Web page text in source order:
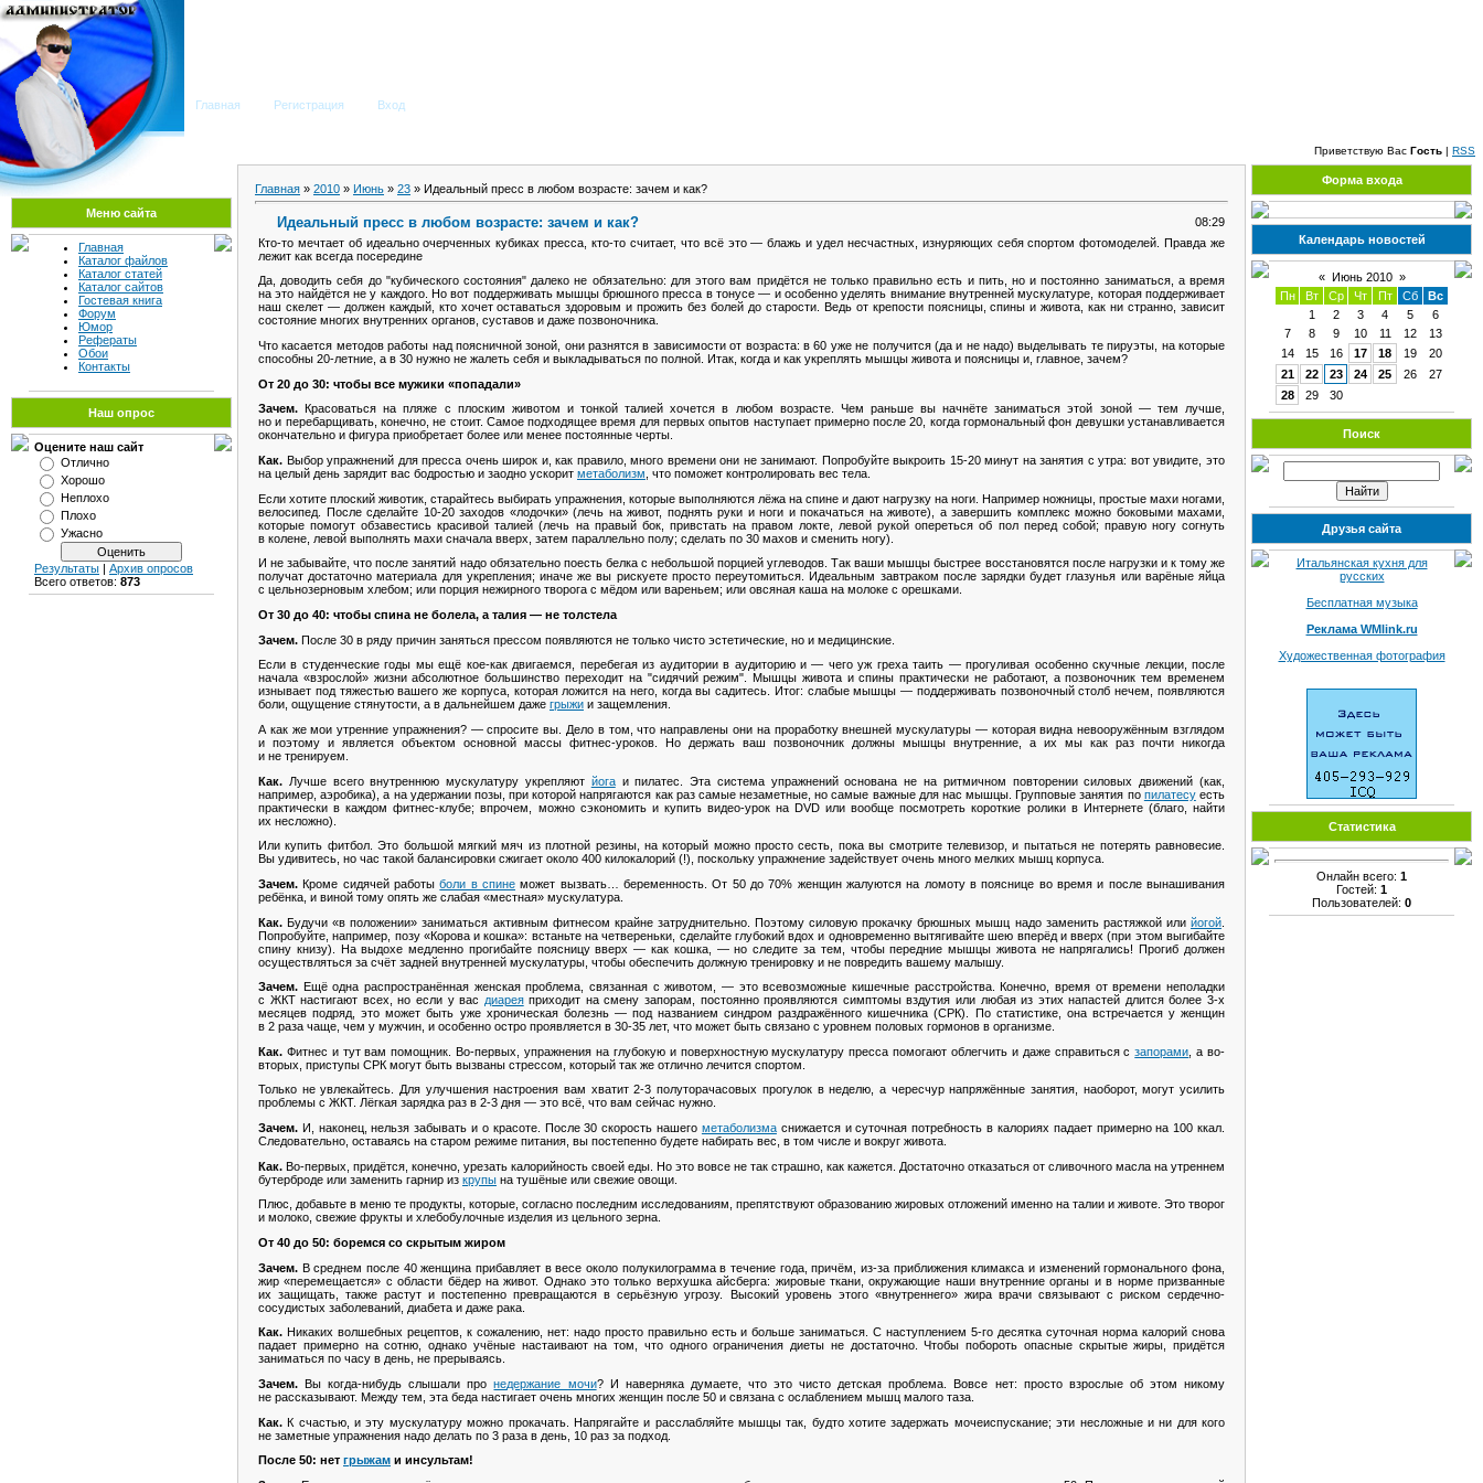
Главная Регистрация Вход
Приветствую Вас Гость | RSS
Меню сайта
Главная
Каталог файлов
Каталог статей
Каталог сайтов
Гостевая книга
Форум
Юмор
Рефераты
Обои
Контакты
Наш опрос
Оцените наш сайт
Отлично
Хорошо
Неплохо
Плохо
Ужасно
Результаты | Архив опросов
Всего ответов: 873
Главная » 2010 » Июнь » 23 » Идеальный пресс в любом возрасте: зачем и как?
Идеальный пресс в любом возрасте: зачем и как?
08:29
Кто-то мечтает об идеально очерченных кубиках пресса, кто-то считает, что всё это — блажь и удел несчастных, изнуряющих себя спортом фотомоделей. Правда же
лежит как всегда посередине
Да, доводить себя до "кубического состояния" далеко не обязательно: для этого вам придётся не только правильно есть и пить, но и постоянно заниматься, а время
на это найдётся не у каждого. Но вот поддерживать мышцы брюшного пресса в тонусе — и особенно уделять внимание внутренней мускулатуре, которая поддерживает
наш скелет — должен каждый, кто хочет оставаться здоровым и прожить без болей до старости. Ведь от крепости поясницы, спины и живота, как ни странно, зависит
состояние многих внутренних органов, суставов и даже позвоночника.
Что касается методов работы над поясничной зоной, они разнятся в зависимости от возраста: в 60 уже не получится (да и не надо) выделывать те пируэты, на которые
способны 20-летние, а в 30 нужно не жалеть себя и выкладываться по полной. Итак, когда и как укреплять мышцы живота и поясницы и, главное, зачем?
От 20 до 30: чтобы все мужики «попадали»
Зачем. Красоваться на пляже с плоским животом и тонкой талией хочется в любом возрасте. Чем раньше вы начнёте заниматься этой зоной — тем лучше,
но и перебарщивать, конечно, не стоит. Самое подходящее время для первых опытов наступает примерно после 20, когда гормональный фон девушки устанавливается
окончательно и фигура приобретает более или менее постоянные черты.
Как. Выбор упражнений для пресса очень широк и, как правило, много времени они не занимают. Попробуйте выкроить 15-20 минут на занятия с утра: вот увидите, это
на целый день зарядит вас бодростью и заодно ускорит метаболизм , что поможет контролировать вес тела.
Если хотите плоский животик, старайтесь выбирать упражнения, которые выполняются лёжа на спине и дают нагрузку на ноги. Например ножницы, простые махи ногами,
велосипед. После сделайте 10-20 заходов «лодочки» (лечь на живот, поднять руки и ноги и покачаться на животе), а завершить комплекс можно боковыми махами,
которые помогут обзавестись красивой талией (лечь на правый бок, привстать на правом локте, левой рукой опереться об пол перед собой; правую ногу согнуть
в колене, левой выполнять махи сначала вверх, затем параллельно полу; сделать по 30 махов и сменить ногу).
И не забывайте, что после занятий надо обязательно поесть белка с небольшой порциейуглеводов . Так ваши мышцы быстрее восстановятся после нагрузки и к тому же
получат достаточно материала для укрепления; иначе же вы рискуете просто переутомиться. Идеальным завтраком после зарядки будет глазунья или варёные яйца
с цельнозерновым хлебом; или порция нежирного творога с мёдом или вареньем; или овсяная каша на молоке с орешками.
От 30 до 40: чтобы спина не болела, а талия — не толстела
Зачем. После 30 в ряду причин заняться прессом появляются не только чисто эстетические, но и медицинские.
Если в студенческие годы мы ещё кое-как двигаемся, перебегая из аудитории в аудиторию и — чего уж греха таить — прогуливая особенно скучные лекции, после
начала «взрослой» жизни абсолютное большинство переходит на "сидячий режим". Мышцы живота и спины практически не работают, а позвоночник тем временем
изнывает под тяжестью вашего же корпуса, которая ложится на него, когда вы садитесь. Итог: слабые мышцы — поддерживать позвоночный столб нечем, появляются
боли, ощущение стянутости, а в дальнейшем даже грыжи и защемления.
А как же мои утренние упражнения? — спросите вы. Дело в том, что направлены они на проработку внешней мускулатуры — которая видна невооружённым взглядом
и поэтому и является объектом основной массы фитнес-уроков. Но держать ваш позвоночник должны мышцы внутренние, а их мы как раз почти никогда
и не тренируем.
Как. Лучше всего внутреннюю мускулатуру укрепляют йогаи пилатес. Эта система упражнений основана не на ритмичном повторении силовых движений (как,
например, аэробика), а на удержании позы, при которой напрягаются как раз самые незаметные, но самые важные для нас мышцы. Групповые занятия по пилатесуесть
практически в каждом фитнес-клубе; впрочем, можно сэкономить и купить видео-урок на DVD или вообще посмотреть короткие ролики в Интернете (благо, найти
их несложно).
Или купить фитбол. Это большой мягкий мяч из плотной резины, на который можно просто сесть, пока вы смотрите телевизор, и пытаться не потерять равновесие.
Вы удивитесь, но час такой балансировки сжигает около 400 килокалорий (!), поскольку упражнение задействует очень много мелких мышц корпуса.
Зачем. Кроме сидячей работыболи в спине может вызвать… беременность. От 50 до 70% женщин жалуются на ломоту в пояснице во время и после вынашивания
ребёнка, и виной тому опять же слабая «местная» мускулатура.
Как. Будучи «в положении» заниматься активным фитнесом крайне затруднительно. Поэтому силовую прокачку брюшных мышц надо заменить растяжкой или йогой
Попробуйте, например, позу «Корова и кошка»: встаньте на четвереньки, сделайте глубокий вдох и одновременно вытягивайте шею вперёд и вверх (при этом выгибайте
спину книзу). На выдохе медленно прогибайте поясницу вверх — как кошка, — но следите за тем, чтобы передние мышцы живота не напрягались! Прогиб должен
осуществляться за счёт задней внутренней мускулатуры, чтобы обеспечить должную тренировку и не повредить вашему малышу.
Зачем. Ещё одна распространённая женская проблема, связанная с животом, — это всевозможные кишечные расстройства. Конечно, время от времени неполадки
с ЖКТ настигают всех, но если у вас диареяприходит на смену запорам, постоянно проявляются симптомы вздутия или любая из этих напастей длится более 3-х
месяцев подряд, это может быть уже хроническая болезнь — под названием синдром раздражённого кишечника (СРК). По статистике, она встречается у женщин
в 2 раза чаще, чем у мужчин, и особенно остро проявляется в 30-35 лет, что может быть связано с уровнем половых гормонов в организме.
Как. Фитнес и тут вам помощник. Во-первых, упражнения на глубокую и поверхностную мускулатуру пресса помогают облегчить и даже справиться сзапорами , а во-
вторых, приступы СРК могут быть вызваны стрессом, который так же отлично лечится спортом.
Только не увлекайтесь. Для улучшения настроения вам хватит 2-3 полуторачасовых прогулок в неделю, а чересчур напряжённые занятия, наоборот, могут усилить
проблемы с ЖКТ. Лёгкая зарядка раз в 2-3 дня — это всё, что вам сейчас нужно.
Зачем. И, наконец, нельзя забывать и о красоте. После 30 скорость нашего метаболизмаснижается и суточная потребность в калориях падает примерно на 100 ккал.
Следовательно, оставаясь на старом режиме питания, вы постепенно будете набирать вес, в том числе и вокруг живота.
Как. Во-первых, придётся, конечно, урезать калорийность своей еды. Но это вовсе не так страшно, как кажется. Достаточно отказаться от сливочного масла на утреннем
бутерброде или заменить гарнир из крупы на тушёные или свежие овощи.
Плюс, добавьте в меню те продукты, которые, согласно последним исследованиям, препятствуют образованию жировых отложений именно на талии и животе. Это творог
и молоко, свежие фрукты и хлебобулочные изделия из цельного зерна.
От 40 до 50: боремся со скрытым жиром
Зачем. В среднем после 40 женщина прибавляет в весе около полукилограмма в течение года, причём, из-за приближения климакса и изменений гормонального фона,
жир «перемещается» с области бёдер на живот. Однако это только верхушка айсберга: жировые ткани, окружающие наши внутренние органы и в норме призванные
их защищать, также растут и постепенно превращаются в серьёзную угрозу. Высокий уровень этого «внутреннего» жира врачи связывают с риском сердечно-
сосудистых заболеваний, диабета и даже рака.
Как. Никаких волшебных рецептов, к сожалению, нет: надо просто правильно есть и больше заниматься. С наступлением 5-го десятка суточная норма калорий снова
падает примерно на сотню, однако учёные настаивают на том, что одного ограничения диеты не достаточно. Чтобы побороть опасные скрытые жиры, придётся
заниматься по часу в день, не прерываясь.
Зачем. Вы когда-нибудь слышали пронедержание мочи? И наверняка думаете, что это чисто детская проблема. Вовсе нет: просто взрослые об этом никому
не рассказывают. Между тем, эта беда настигает очень многих женщин после 50 и связана с ослаблением мышц малого таза.
Как. К счастью, и эту мускулатуру можно прокачать. Напрягайте и расслабляйте мышцы так, будто хотите задержать мочеиспускание; эти несложные и ни для кого
не заметные упражнения надо делать по 3 раза в день, 10 раз за подход.
После 50: нет грыжам и инсультам!
Форма входа
Календарь новостей
« Июнь 2010 »
Пн
Вт Ср Чт Пт Сб
Вс
1
2 3 4 5
6
7
8 9 10 11 12
13
14
15 16 17 18 19
20
21
22 23 24 25 26
27
28
29 30
Поиск
Друзья сайта
Итальянская кухня для
русских
Бесплатная музыка
Реклама WMlink.ru
Художественная фотография
Статистика
Онлайн всего: 1
Гостей: 1
Пользователей: 0